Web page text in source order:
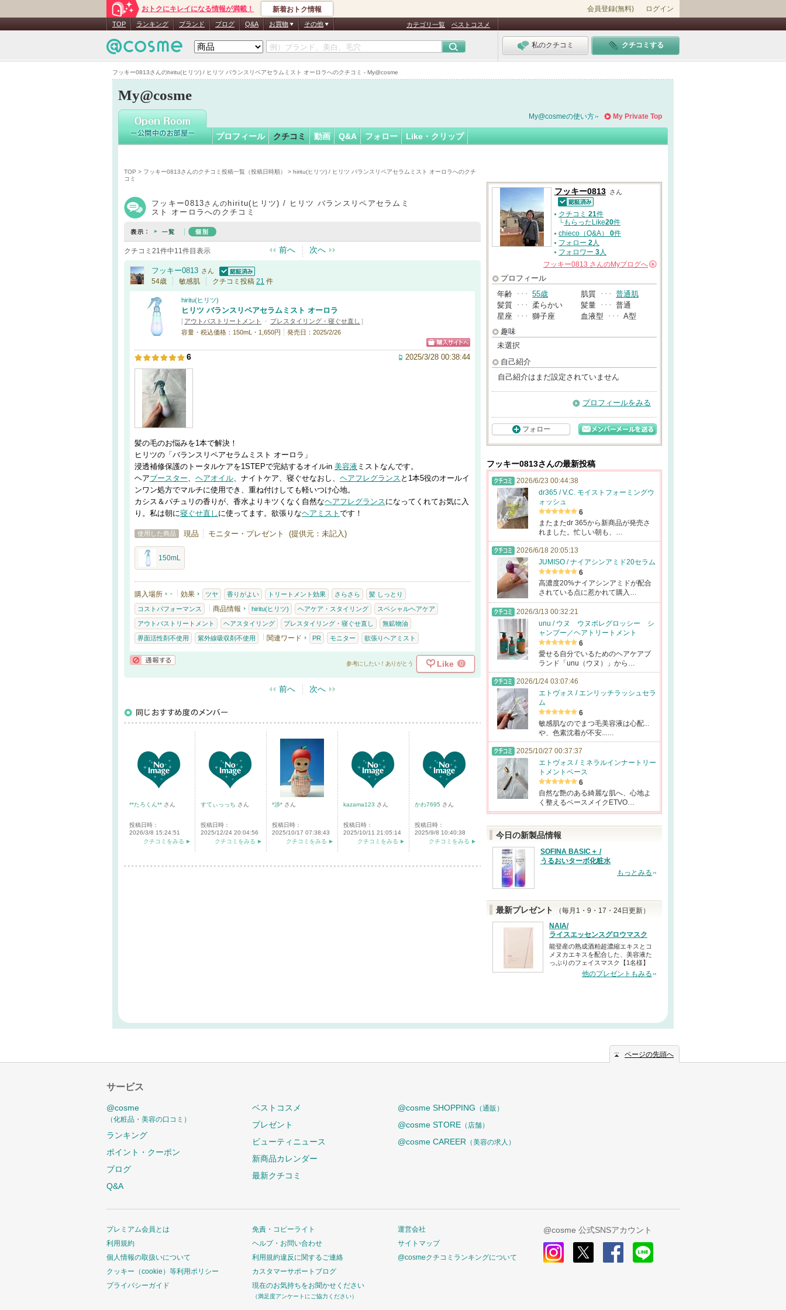
フッキー0813さんのhiritu(ヒリツ) / ヒリツ バランスリペアセラムミスト オーロラへのクチコミ - My@cosme
おトクにキレイになる情報が満載！ 新着おトク情報 会員登録(無料) ログイン
TOP ランキング ブランド ブログ Q&A お買物 その他 カテゴリ一覧 ベストコスメ
私のクチコミ クチコミする
My@cosme
フッキー0813さん
認
証
My Private Top
My@cosmeの使い方
プロフィール クチコミ 動画 Q&A フォロー Like・クリップ
TOP > フッキー0813さんのクチコミ投稿一覧（投稿日時順）
> hiritu(ヒリツ) / ヒリツ バランスリペアセラムミスト オーロラへのクチ
コミ
フッキー0813さんの hiritu(ヒリツ) / ヒリツ バランスリペアセラムミ
スト オーロラへのクチコミ
クチコミ21件中11件目表示 前へ 次へ
フッキー0813 さん
認証済
54歳 敏感肌 クチコミ投稿 21 件
hiritu(ヒリツ)
ヒリツ バランスリペアセラムミスト オーロラ
[ アウトバストリートメント ・ プレスタイリング・寝ぐせ直し ]
容量・税込価格：150mL・1,650円
発売日：2025/2/26
6 2025/3/28 00:38:44
髪の毛のお悩みを1本で解決！
ヒリツの「バランスリペアセラムミスト オーロラ」
浸透補修保護のトータルケアを1STEPで完結するオイルin 美容液 ミストなんです。
ヘアブースター ヘアオイル 、ナイトケア、寝ぐせなおし、 ヘアフレグランス と1本5役のオールイ
ンワン処方でマルチに使用でき、重ね付けしても軽いつけ心地。
カシス＆パチュリの香りが、香水よりキツくなく自然なヘアフレグランス になってくれてお気に入
り。私は朝に寝ぐせ直し に使ってます。欲張りなヘアミスト です！
使用した商品 現品 モニター・プレゼント (提供元：未記入)
150mL
購入場所 - 効果 ツヤ 香りがよい トリートメント効果 さらさら 髪 しっとり
コストパフォーマンス 商品情報 hiritu(ヒリツ) ヘアケア・スタイリング スペシャルヘアケア
アウトバストリートメント ヘアスタイリング プレスタイリング・寝ぐせ直し 無鉱物油
界面活性剤不使用 紫外線吸収剤不使用 関連ワード PR モニター 欲張りヘアミスト
参考にしたい！ありがとう Like 0
前へ 次へ
**たろくん** さん
投稿日時：
2026/3/8 15:24:51
クチコミをみる
すてぃっっち さん
投稿日時：
2025/12/24 20:04:56
クチコミをみる
*渉* さん
投稿日時：
2025/10/17 07:38:43
クチコミをみる
kazama123 さん
投稿日時：
2025/10/11 21:05:14
クチコミをみる
かわ7695 さん
投稿日時：
2025/9/8 10:40:38
クチコミをみる
フッキー0813 さん
認証済
クチコミ 21件
└もらったLike20件
chieco（Q&A） 0件
フォロー 2人
フォロワー 3人
フッキー0813 さんのMyブログへ
プロフィール
年齢 ･･･ 55歳 肌質 ･･･ 普通肌
髪質 ･･･ 柔らかい 髪量 ･･･ 普通
星座 ･･･ 獅子座 血液型 ･･･ A型
趣味
未選択
自己紹介
自己紹介はまだ設定されていません
プロフィールをみる
フォロー
フッキー0813さんの最新投稿
2026/6/23 00:44:38
dr365 / V.C. モイストフォーミングウ
ォッシュ
6
またまたdr 365から新商品が発売さ
れました。忙しい朝も、…
2026/6/18 20:05:13
JUMISO / ナイアシンアミド20セラム
6
高濃度20%ナイアシンアミドが配合
されている点に惹かれて購入…
2026/3/13 00:32:21
unu / ウヌ ウヌボレグロッシー シ
ャンプー／ヘアトリートメント
6
愛せる自分でいるためのヘアケアブ
ランド「unu（ウヌ）」から…
2026/1/24 03:07:46
エトヴォス / エンリッチラッシュセラ
ム
6
敏感肌なのでまつ毛美容液は心配...
や、色素沈着が不安...…
2025/10/27 00:37:37
エトヴォス / ミネラルインナートリー
トメントベース
6
自然な艶のある綺麗な肌へ、心地よ
く整えるベースメイクETVO…
今日の新製品情報
SOFINA BASIC＋ /
うるおいターボ化粧水
もっとみる
最新プレゼント
（毎月1・9・17・24日更新）
NAIA/
ライスエッセンスグロウマスク
能登産の熟成酒粕超濃縮エキスとコ
メヌカエキスを配合した、美容液た
っぷりのフェイスマスク【1名様】
他のプレゼントもみる
ページの先頭へ
サービス
@cosme
（化粧品・美容の口コミ）
ランキング
ポイント・クーポン
ブログ
Q&A
ベストコスメ
プレゼント
ビューティニュース
新商品カレンダー
最新クチコミ
@cosme SHOPPING （通販）
@cosme STORE （店舗）
@cosme CAREER （美容の求人）
プレミアム会員とは
利用規約
個人情報の取扱いについて
クッキー（cookie）等利用ポリシー
プライバシーガイド
免責・コピーライト
ヘルプ・お問い合わせ
利用規約違反に関するご連絡
カスタマーサポートブログ
現在のお気持ちをお聞かせください
（満足度アンケートにご協力ください）
運営会社
サイトマップ
@cosmeクチコミランキングについて
@cosme 公式SNSアカウント